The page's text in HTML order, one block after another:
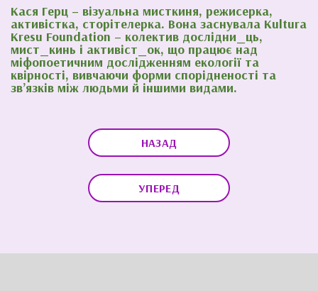
Кася Герц – візуальна мисткиня, режисерка,
активістка, сторітелерка. Вона заснувала Kultura
Kresu Foundation – колектив дослідни_ць,
мист_кинь і активіст_ок, що працює над
міфопоетичним дослідженням екології та
квірності, вивчаючи форми спорідненості та
зв’язків між людьми й іншими видами.
НАЗАД
УПЕРЕД